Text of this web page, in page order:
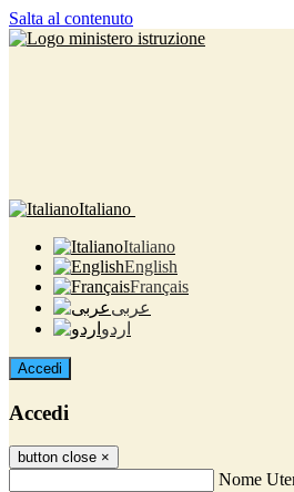
Salta al contenuto
Italiano
Italiano
English
Français
عربى
اردو
Accedi
Accedi
button close ×
Nome